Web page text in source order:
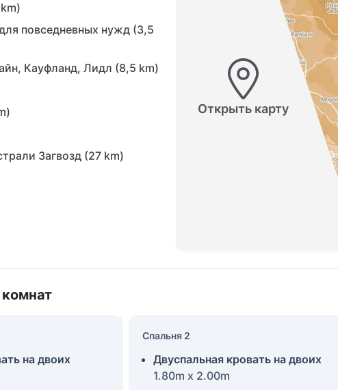
повседневных нужд (3,5
Кауфланд, Лидл (8,5 km)
Загвозд (27 km)
Открыть карту
на двоих
Спальня 2
Двуспальная кровать на двоих
1.80m x 2.00m